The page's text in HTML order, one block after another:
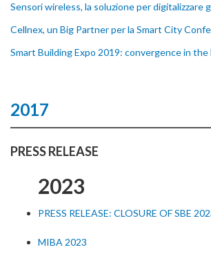
Sensori wireless, la soluzione per digitalizzare
Cellnex, un Big Partner per la Smart City
Smart Building Expo 2019: convergence in the
2017
PRESS RELEASE
2023
PRESS RELEASE: CLOSURE OF SBE
MIBA 2023